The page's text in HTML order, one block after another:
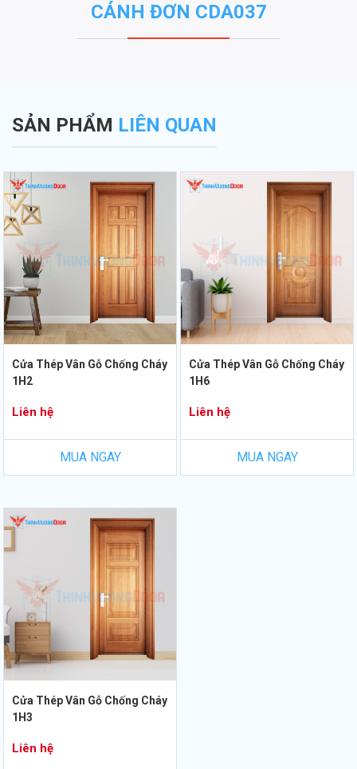
CÁNH ĐƠN CDA037
SẢN PHẨM LIÊN QUAN
Cửa Thép Vân Gỗ Chống Cháy
1H2
Liên hệ
MUA NGAY
Cửa Thép Vân Gỗ Chống Cháy
1H6
Liên hệ
MUA NGAY
Cửa Thép Vân Gỗ Chống Cháy
1H3
Liên hệ